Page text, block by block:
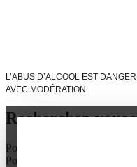
L’ABUS D’ALCOOL EST
AVEC MODÉRATION
Recherchez-vous
Pour offrir
Pour vous